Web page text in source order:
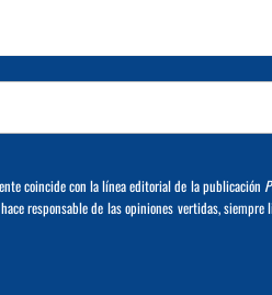
coincide con la línea editorial de la publicación
responsable de las opiniones vertidas,